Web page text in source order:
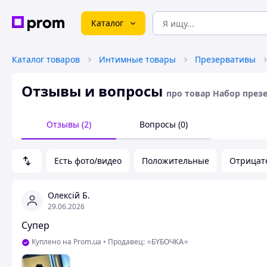
Каталог
Каталог товаров Интимные товары Презервативы
Отзывы и вопросы про товар Набор
Отзывы (2) Вопросы (0)
Есть фото/видео Положительные
Олексій Б.
29.06.2026
Супер
Куплено на Prom.ua • Продавец: ⭐Б𝖸Б𝖮Ч𝖪𝖠⭐